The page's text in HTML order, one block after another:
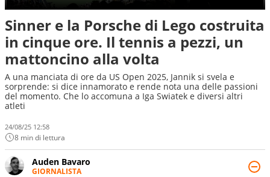
Sinner e la Porsche di Lego costruita
in cinque ore. Il tennis a pezzi, un
mattoncino alla volta
A una manciata di ore da US Open 2025, Jannik si svela e
sorprende: si dice innamorato e rende nota una delle passioni
del momento. Che lo accomuna a Iga Swiatek e diversi altri
atleti
24/08/25 12:58
8 min di lettura
Auden Bavaro
GIORNALISTA